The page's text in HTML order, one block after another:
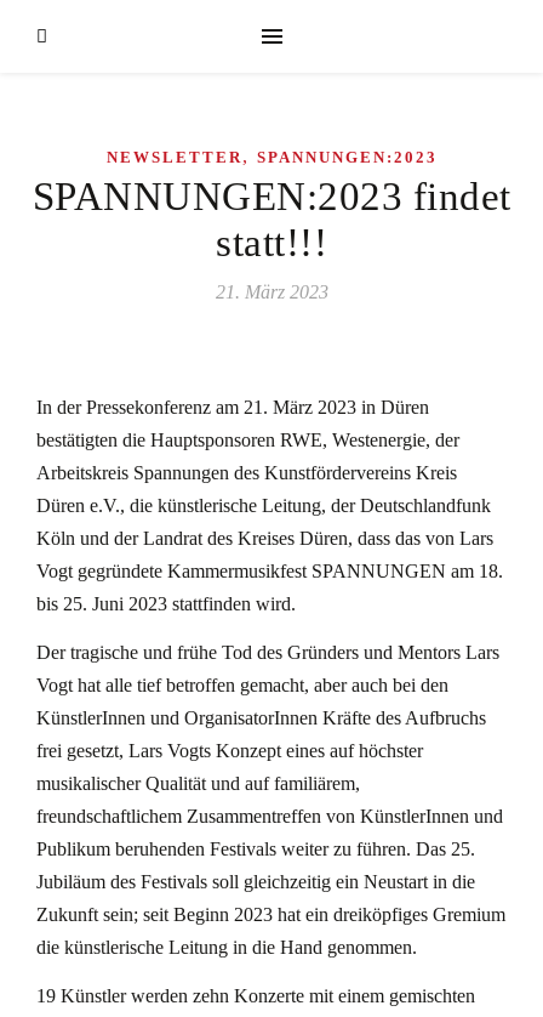
NEWSLETTER, SPANNUNGEN:2023
SPANNUNGEN:2023 findet
statt!!!
21. März 2023
In der Pressekonferenz am 21. März 2023 in Düren
bestätigten die Hauptsponsoren RWE, Westenergie, der
Arbeitskreis Spannungen des Kunstfördervereins Kreis
Düren e.V., die künstlerische Leitung, der Deutschlandfunk
Köln und der Landrat des Kreises Düren, dass das von Lars
Vogt gegründete Kammermusikfest SPANNUNGEN am 18.
bis 25. Juni 2023 stattfinden wird.
Der tragische und frühe Tod des Gründers und Mentors Lars
Vogt hat alle tief betroffen gemacht, aber auch bei den
KünstlerInnen und OrganisatorInnen Kräfte des Aufbruchs
frei gesetzt, Lars Vogts Konzept eines auf höchster
musikalischer Qualität und auf familiärem,
freundschaftlichem Zusammentreffen von KünstlerInnen und
Publikum beruhenden Festivals weiter zu führen. Das 25.
Jubiläum des Festivals soll gleichzeitig ein Neustart in die
Zukunft sein; seit Beginn 2023 hat ein dreiköpfiges Gremium
die künstlerische Leitung in die Hand genommen.
19 Künstler werden zehn Konzerte mit einem gemischten